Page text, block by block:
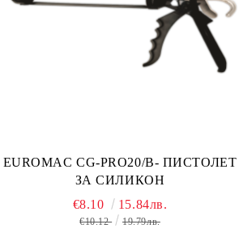
EUROMAC CG-PRO20/B- ПИСТОЛЕТ
ЗА СИЛИКОН
€8.10 15.84лв.
€10.12 19.79лв.